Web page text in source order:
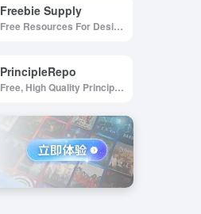
Freebie Supply
Free Resources For Designers
PrincipleRepo
Free, High Quality Principle Resources